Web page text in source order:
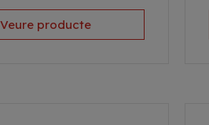
Veure producte